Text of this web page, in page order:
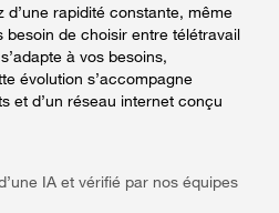
rapidité constante, même
besoin de choisir entre télétravail
à vos besoins,
évolution s’accompagne
et d’un réseau internet conçu
IA et vérifié par nos équipes